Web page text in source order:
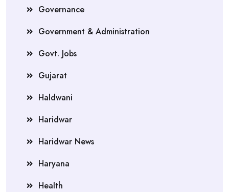
Governance
Government & Administration
Govt. Jobs
Gujarat
Haldwani
Haridwar
Haridwar News
Haryana
Health